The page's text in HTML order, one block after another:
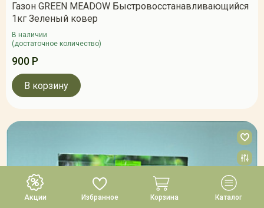
Акции Избранное Корзина Каталог
Газон GREEN MEADOW Быстровосстанавливающийся
1кг Зеленый ковер
В наличии
(достаточное количество)
900 Р
В корзину